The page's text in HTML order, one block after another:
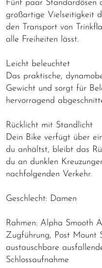
Fünf paar Standardösen
großartige Vielseitigkeit
den Transport von
alle Freiheiten lässt.
Leicht beleuchtet
Das praktische,
Gewicht und sorgt für
hervorragend
Rücklicht mit Standlicht
Dein Bike verfügt über
du anhältst, bleibt das
du an dunklen
nachfolgenden Verkehr.
Geschlecht: Damen
Rahmen: Alpha Smooth
Zugführung, Post Mount
austauschbare
Schlossaufnahme